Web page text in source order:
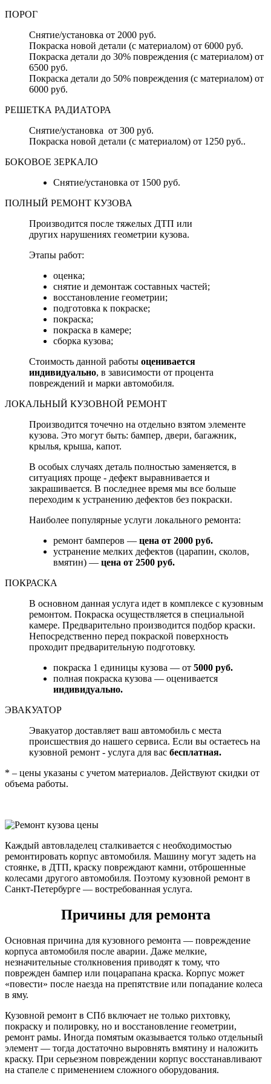
ПОРОГ
Снятие/установка от 2000 руб.
Покраска новой детали (с материалом) от 6000 руб.
Покраска детали до 30% повреждения (с материалом) от
6500 руб.
Покраска детали до 50% повреждения (с материалом) от
6000 руб.
РЕШЕТКА РАДИАТОРА
Снятие/установка от 300 руб.
Покраска новой детали (с материалом) от 1250 руб..
БОКОВОЕ ЗЕРКАЛО
Снятие/установка от 1500 руб.
ПОЛНЫЙ РЕМОНТ КУЗОВА
Производится после тяжелых ДТП или
других нарушениях геометрии кузова.
Этапы работ:
оценка;
снятие и демонтаж составных частей;
восстановление геометрии;
подготовка к покраске;
покраска;
покраска в камере;
сборка кузова;
Стоимость данной работы оценивается
индивидуально, в зависимости от процента
повреждений и марки автомобиля.
ЛОКАЛЬНЫЙ КУЗОВНОЙ РЕМОНТ
Производится точечно на отдельно взятом элементе
кузова. Это могут быть: бампер, двери, багажник,
крылья, крыша, капот.
В особых случаях деталь полностью заменяется, в
ситуациях проще - дефект выравнивается и
закрашивается. В последнее время мы все больше
переходим к устранению дефектов без покраски.
Наиболее популярные услуги локального ремонта:
ремонт бамперов — цена от 2000 руб.
устранение мелких дефектов (царапин, сколов,
вмятин) — цена от 2500 руб.
ПОКРАСКА
В основном данная услуга идет в комплексе с кузовным
ремонтом. Покраска осуществляется в специальной
камере. Предварительно производится подбор краски.
Непосредственно перед покраской поверхность
проходит предварительную подготовку.
покраска 1 единицы кузова — от 5000 руб.
полная покраска кузова — оценивается
индивидуально.
ЭВАКУАТОР
Эвакуатор доставляет ваш автомобиль с места
происшествия до нашего сервиса. Если вы остаетесь на
кузовной ремонт - услуга для вас бесплатная.
* – цены указаны с учетом материалов. Действуют скидки от
объема работы.
Каждый автовладелец сталкивается с необходимостью
ремонтировать корпус автомобиля. Машину могут задеть на
стоянке, в ДТП, краску повреждают камни, отброшенные
колесами другого автомобиля. Поэтому кузовной ремонт в
Санкт-Петербурге — востребованная услуга.
Причины для ремонта
Основная причина для кузовного ремонта — повреждение
корпуса автомобиля после аварии. Даже мелкие,
незначительные столкновения приводят к тому, что
поврежден бампер или поцарапана краска. Корпус может
«повести» после наезда на препятствие или попадание колеса
в яму.
Кузовной ремонт в СПб включает не только рихтовку,
покраску и полировку, но и восстановление геометрии,
ремонт рамы. Иногда помятым оказывается только отдельный
элемент — тогда достаточно выровнять вмятину и наложить
краску. При серьезном повреждении корпус восстанавливают
на стапеле с применением сложного оборудования.